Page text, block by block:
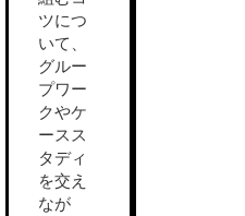
ツにつ
いて、
グルー
プワー
クやケ
ースス
タディ
を交え
なが